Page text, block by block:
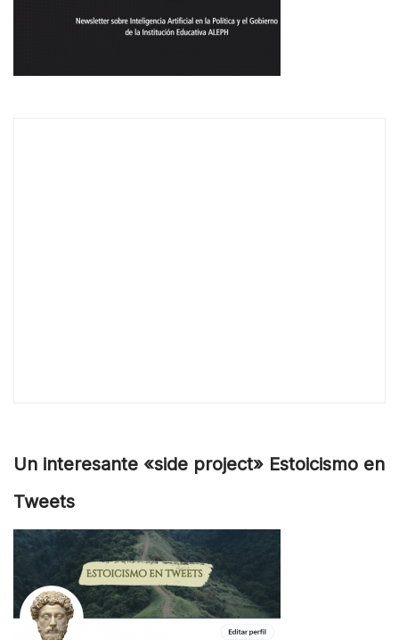
Un interesante «side project» Estoicismo en
Tweets